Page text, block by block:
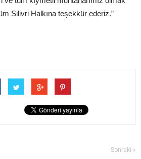
Silivri Halkına teşekkür ederiz.”
Sonraki »